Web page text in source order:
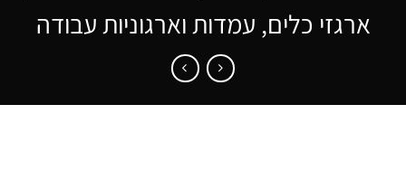
ארגזי כלים, עמדות וארגוניות עבודה